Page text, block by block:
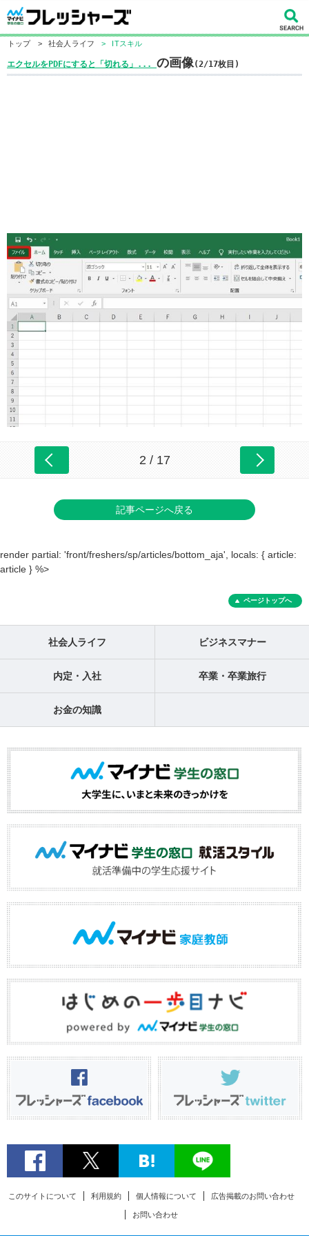
トップ > 社会人ライフ > ITスキル
エクセルをPDFにすると「切れる」... の画像(2/17枚目)
2 / 17
記事ページへ戻る
render partial: 'front/freshers/sp/articles/bottom_aja', locals: { article:
article } %>
ページトップへ
社会人ライフ ビジネスマナー
内定・入社 卒業・卒業旅行
お金の知識
このサイトについて 利用規約 個人情報について 広告掲載のお問い合わせ
お問い合わせ